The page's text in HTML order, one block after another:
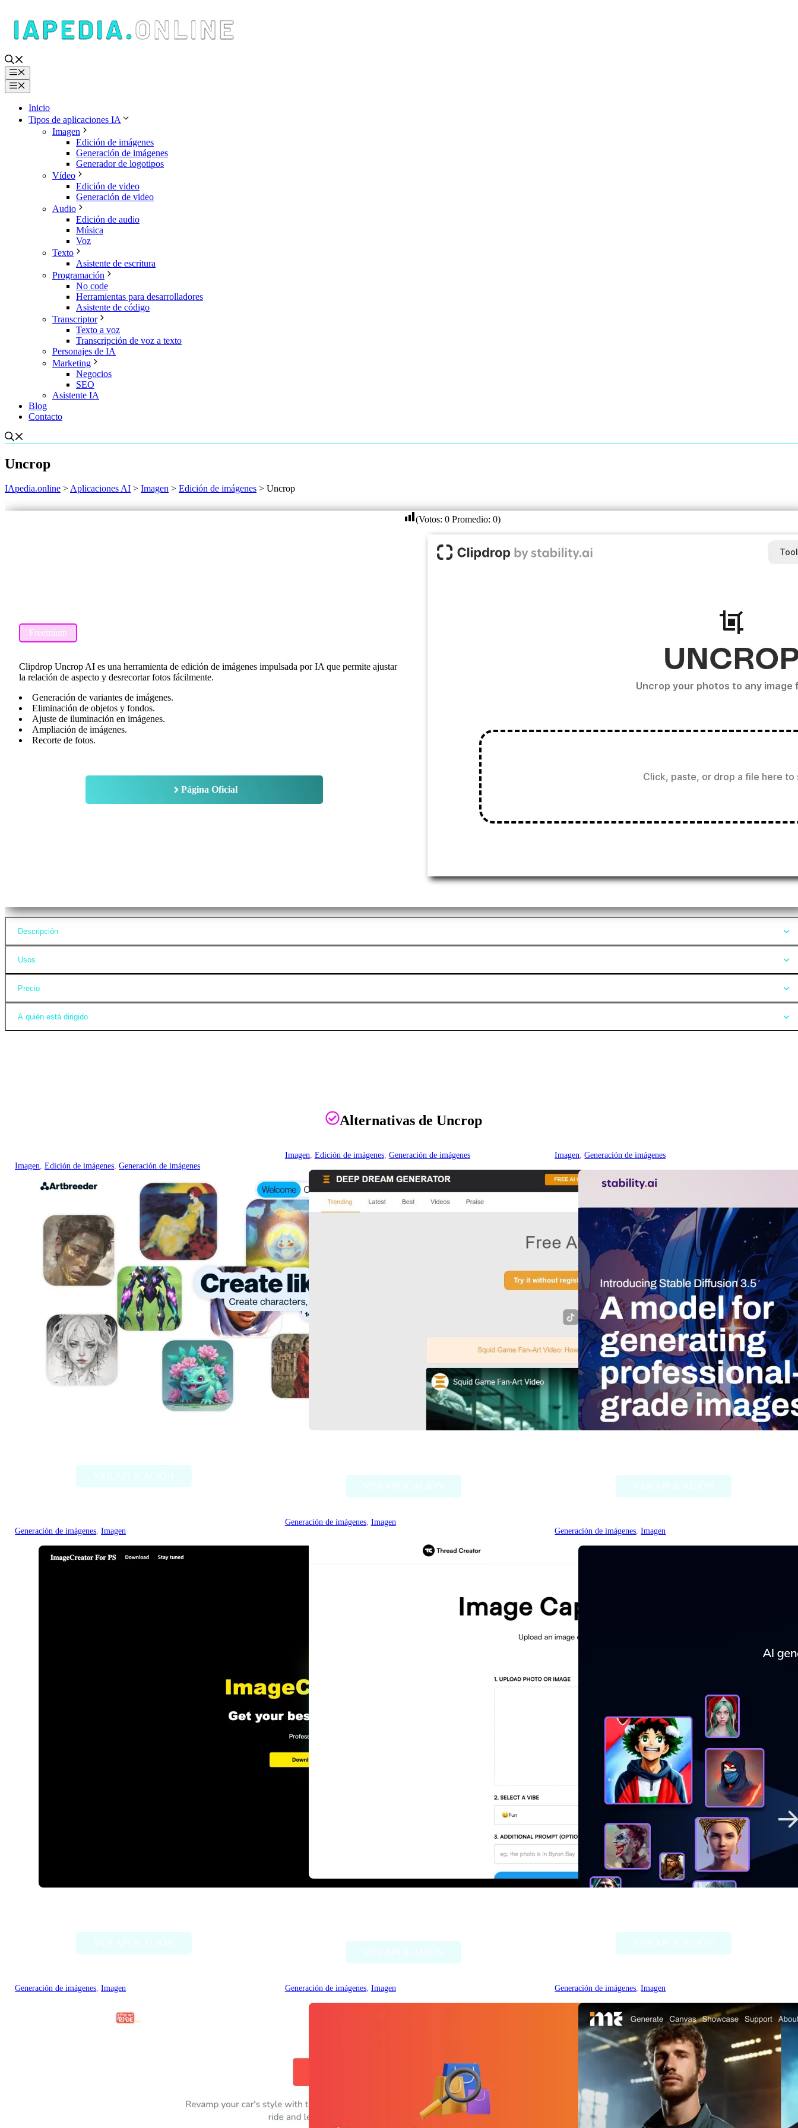
contenido
Menú
Menú
Inicio
Tipos de aplicaciones IA
Imagen
Edición de imágenes
Generación de imágenes
Generador de logotipos
Vídeo
Edición de video
Generación de video
Audio
Edición de audio
Música
Voz
Texto
Asistente de escritura
Programación
No code
Herramientas para desarrolladores
Asistente de código
Transcriptor
Texto a voz
Transcripción de voz a texto
Personajes de IA
Marketing
Negocios
SEO
Asistente IA
Blog
Contacto
Uncrop
IApedia.online >Aplicaciones AI > Imagen > Edición de imágenes > Uncrop
Freemium
Clipdrop Uncrop AI es una herramienta de edición de imágenes impulsada por IA que permite ajustar
la relación de aspecto y desrecortar fotos fácilmente.
Generación de variantes de imágenes.
Eliminación de objetos y fondos.
Ajuste de iluminación en imágenes.
Ampliación de imágenes.
Recorte de fotos.
Página Oficial
(Votos: 0 Promedio: 0)
Descripción
Usos
Precio
A quién está dirigido
Alternativas de Uncrop
Imagen , Edición de imágenes , Generación de imágenes
Imagen, Edición de imágenes, Generación de imágenes Imagen, Generación de imágenes
Generación de imágenes, Imagen
Generación de imágenes, Imagen
Generación de imágenes, Imagen
Generación de imágenes, Imagen Generación de imágenes, Imagen Generación de imágenes, Imagen